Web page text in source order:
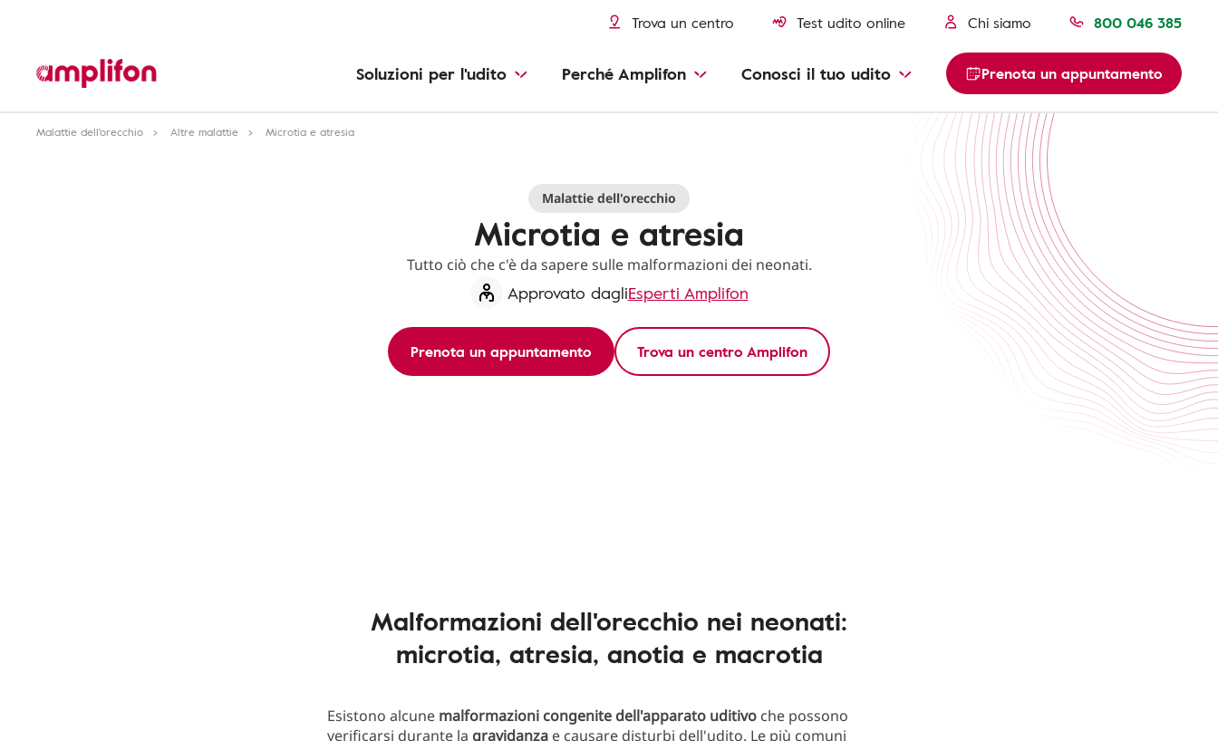
Trova un centro Test udito online Chi siamo 800 046 385
Soluzioni per l'udito Perché Amplifon Conosci il tuo udito Prenota un appuntamento
Malattie dell'orecchio Altre malattie Microtia e atresia
Malattie dell'orecchio
Microtia e atresia
Tutto ciò che c'è da sapere sulle malformazioni dei neonati.
Approvato dagliEsperti Amplifon
Prenota un appuntamento Trova un centro Amplifon
Malformazioni dell'orecchio nei neonati:
microtia, atresia, anotia e macrotia
Esistono alcune malformazioni congenite dell'apparato uditivo che possono
verificarsi durante la gravidanza e causare disturbi dell'udito. Le più comuni